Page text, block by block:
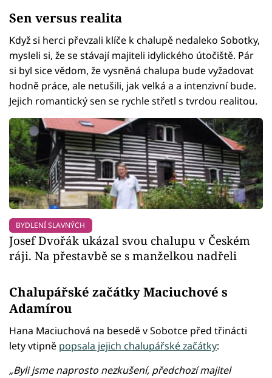
Sen versus realita
Když si herci převzali klíče k chalupě nedaleko Sobotky,
mysleli si, že se stávají majiteli idylického útočiště. Pár
si byl sice vědom, že vysněná chalupa bude vyžadovat
hodně práce, ale netušili, jak velká a a intenzivní bude.
Jejich romantický sen se rychle střetl s tvrdou realitou.
BYDLENÍ SLAVNÝCH
Josef Dvořák ukázal svou chalupu v Českém
ráji. Na přestavbě se s manželkou nadřeli
Chalupářské začátky Maciuchové s
Adamírou
Hana Maciuchová na besedě v Sobotce před třinácti
lety vtipně popsala jejich chalupářské začátky:
„Byli jsme naprosto nezkušení, předchozí majitel